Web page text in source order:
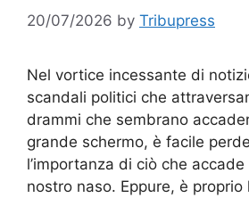
20/07/2026 by Tribupress
Nel vortice incessante di
scandali politici che
drammi che sembrano
grande schermo, è facile
l’importanza di ciò che
nostro naso. Eppure, è proprio